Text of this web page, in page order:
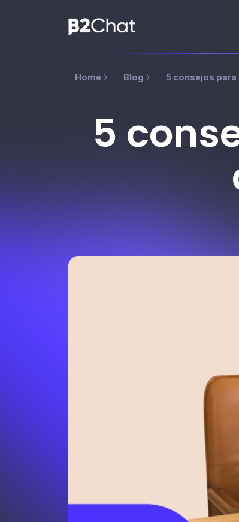
Home Blog 5 consejos
5